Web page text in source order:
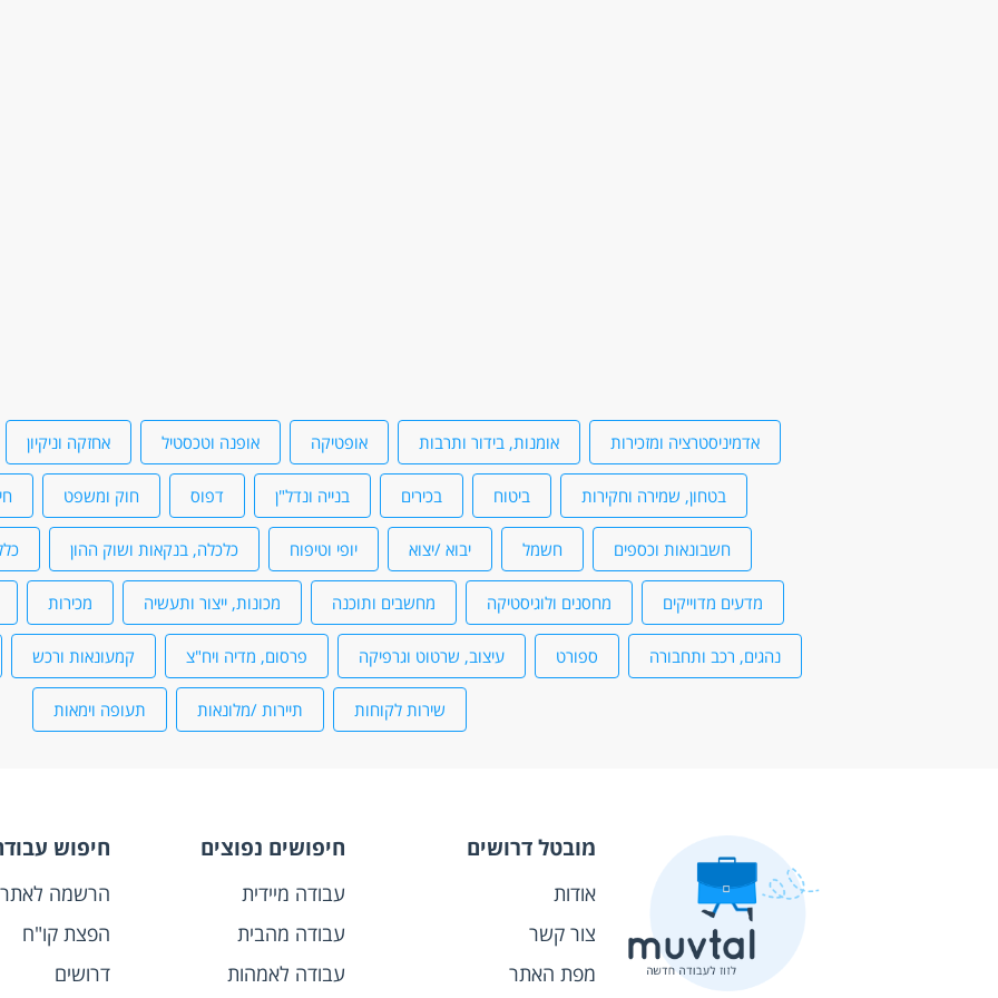
אדמיניסטרציה ומזכירות אומנות, בידור ותרבות אופטיקה אופנה וטכסטיל אחזקה וניקיון
בטחון, שמירה וחקירות ביטוח בכירים בנייה ונדל"ן דפוס חוק ומשפט
חשבונאות וכספים חשמל יבוא /יצוא יופי וטיפוח כלכלה, בנקאות ושוק ההון
מדעים מדוייקים מחסנים ולוגיסטיקה מחשבים ותוכנה מכונות, ייצור ותעשיה מכירות
נהגים, רכב ותחבורה ספורט עיצוב, שרטוט וגרפיקה פרסום, מדיה ויח"צ קמעונאות ורכש
שירות לקוחות תיירות /מלונאות תעופה וימאות
מובטל דרושים
אודות
צור קשר
מפת האתר
חיפושים נפוצים
עבודה מיידית
עבודה מהבית
עבודה לאמהות
חיפוש
הרשמה לאתר
הפצת קו"ח
דרושים